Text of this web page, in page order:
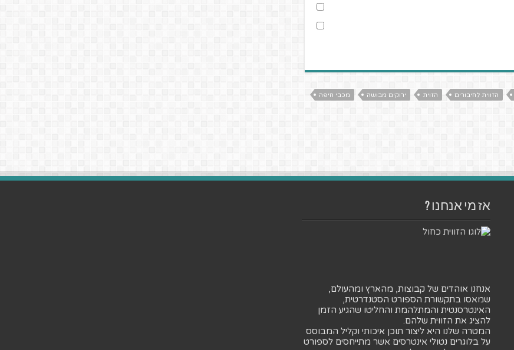
הזווית לחיבורים הזוית ירוקים מבושה
מכבי חיפה
אז מי אנחנו ?
אנחנו אוהדים של קבוצות, מהארץ ומהעולם,
שמאסו בתקשורת הספורט הסטנדרטית,
האינטרסנטית והמתלהמת והחליטו שהגיע הזמן
להציג את הזווית שלהם.
המטרה שלנו היא ליצור תוכן איכותי וקליל המבוסס
על בלוגרים נטולי אינטרסים אשר מתייחסים לספורט